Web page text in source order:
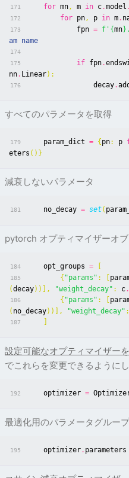
171 for mn, m in c.model .
172 for pn, p in m.
173 fpn = f ' {mn} .
am name
174
175
if fpn.
nn. Linear):
176 decay.add
すべてのパラメータを取得
179 param_dict = { pn: p
eters ()}
減衰しないパラメータ
181 no_decay = set(
pytorch オプティマイザーオ
184 opt_groups =
185 { "params" :
(decay))], "weight_decay" : c.
186 { "params" :
( no_decay))], "weight_decay" :
187
設定可能なオプティマイザー
でこれらを変更できるようにし
192 optimizer =
最適化用のパラメータグルー
195 optimizer. parameters